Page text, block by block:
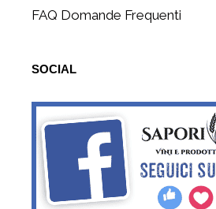
FAQ Domande Frequenti
SOCIAL